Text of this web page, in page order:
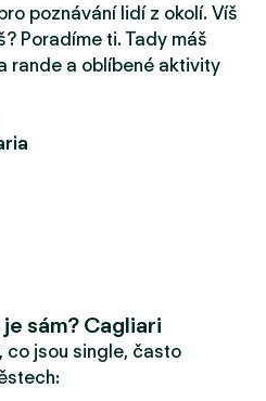
poznávání lidí z okolí. Víš
Poradíme ti. Tady máš
rande a oblíbené aktivity
sám? Cagliari
co jsou single, často